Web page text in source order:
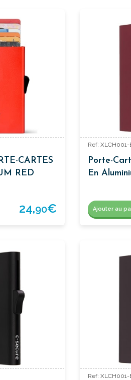
CARTES
RED
24,90€
Ref: XLCH001-
Porte-
En
Ajouter au
Ref: XLCH001-